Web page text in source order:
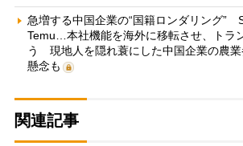
急増する中国企業の“国籍ロンダリング”
Temu…本社機能を海外に移転させ、トラ
う 現地人を隠れ蓑にした中国企業の農
懸念も
関連記事